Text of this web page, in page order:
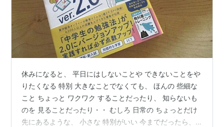
休みになると、 平日にはしないことや できないことをや
りたくなる 特別 大きなことでなくても、 ほんの 些細な
こと ちょっと ワクワク することだったり、 知らないも
のを 見ることだったり・・ むしろ 日常の ちょっとだけ
先にあるような、 小さな 特別がいい 今までだったら、